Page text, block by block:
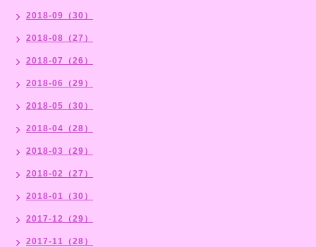
2018-09（30）
2018-08（27）
2018-07（26）
2018-06（29）
2018-05（30）
2018-04（28）
2018-03（29）
2018-02（27）
2018-01（30）
2017-12（29）
2017-11（28）